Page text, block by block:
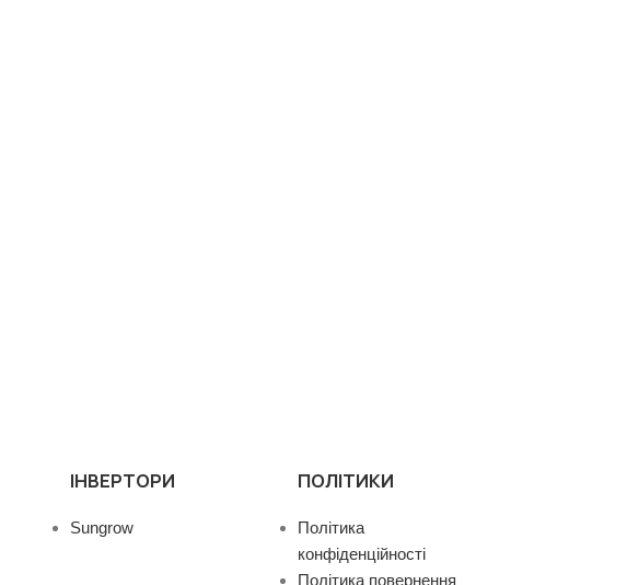
ІНВЕРТОРИ
Sungrow
ПОЛІТИКИ
Політика
конфіденційності
Політика повернення